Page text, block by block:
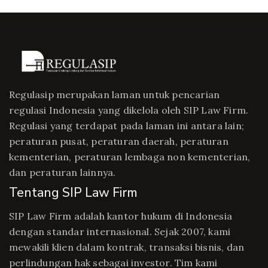
Regulasip merupakan laman untuk pencarian
regulasi Indonesia yang dikelola oleh SIP Law Firm.
Regulasi yang terdapat pada laman ini antara lain;
peraturan pusat, peraturan daerah, peraturan
kementerian, peraturan lembaga non kementerian,
dan peraturan lainnya.
Tentang SIP Law Firm
SIP Law Firm adalah kantor hukum di Indonesia
dengan standar internasional. Sejak 2007, kami
mewakili klien dalam kontrak, transaksi bisnis, dan
perlindungan hak sebagai investor. Tim kami